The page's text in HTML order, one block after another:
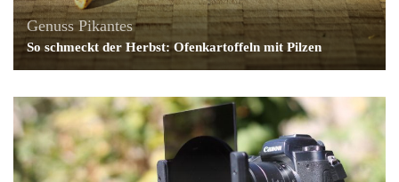
Genuss Pikantes
So schmeckt der Herbst: Ofenkartoffeln mit Pilzen